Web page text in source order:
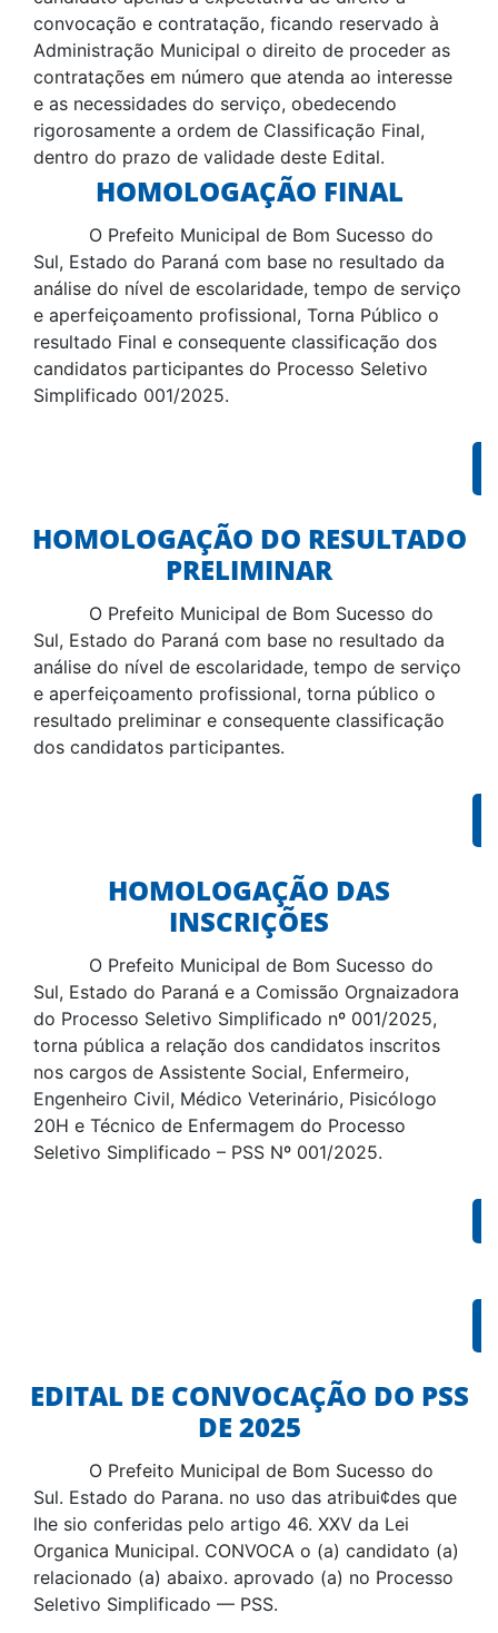
convocação e contratação, ficando reservado à
Administração Municipal o direito de proceder as
contratações em número que atenda ao interesse
e as necessidades do serviço, obedecendo
rigorosamente a ordem de Classificação Final,
dentro do prazo de validade deste Edital.
HOMOLOGAÇÃO FINAL
O Prefeito Municipal de Bom Sucesso do
Sul, Estado do Paraná com base no resultado da
análise do nível de escolaridade, tempo de serviço
e aperfeiçoamento profissional, Torna Público o
resultado Final e consequente classificação dos
candidatos participantes do Processo Seletivo
Simplificado 001/2025.
HOMOLOGAÇÃO DO RESULTADO
PRELIMINAR
O Prefeito Municipal de Bom Sucesso do
Sul, Estado do Paraná com base no resultado da
análise do nível de escolaridade, tempo de serviço
e aperfeiçoamento profissional, torna público o
resultado preliminar e consequente classificação
dos candidatos participantes.
HOMOLOGAÇÃO DAS
INSCRIÇÕES
O Prefeito Municipal de Bom Sucesso do
Sul, Estado do Paraná e a Comissão Orgnaizadora
do Processo Seletivo Simplificado nº 001/2025,
torna pública a relação dos candidatos inscritos
nos cargos de Assistente Social, Enfermeiro,
Engenheiro Civil, Médico Veterinário, Pisicólogo
20H e Técnico de Enfermagem do Processo
Seletivo Simplificado – PSS Nº 001/2025.
EDITAL DE CONVOCAÇÃO DO PSS
DE 2025
O Prefeito Municipal de Bom Sucesso do
Sul. Estado do Parana. no uso das atribui¢des que
lhe sio conferidas pelo artigo 46. XXV da Lei
Organica Municipal. CONVOCA o (a) candidato (a)
relacionado (a) abaixo. aprovado (a) no Processo
Seletivo Simplificado — PSS.